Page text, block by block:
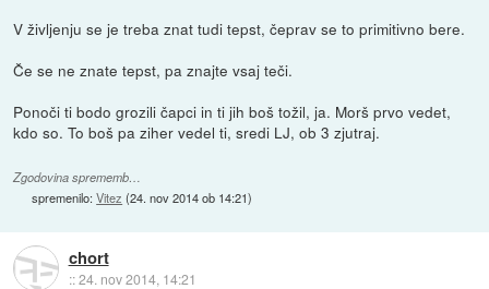
V življenju se je treba znat tudi tepst, čeprav se to primitivno bere.
Če se ne znate tepst, pa znajte vsaj teči.
Ponoči ti bodo grozili čapci in ti jih boš tožil, ja. Morš prvo vedet,
kdo so. To boš pa ziher vedel ti, sredi LJ, ob 3 zjutraj.
Zgodovina sprememb…
spremenilo:Vitez (24. nov 2014 ob 14:21)
chort
::24. nov 2014, 14:21